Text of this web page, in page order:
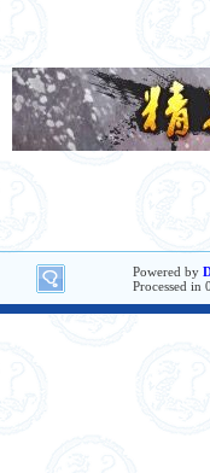
Powered by
Processed in